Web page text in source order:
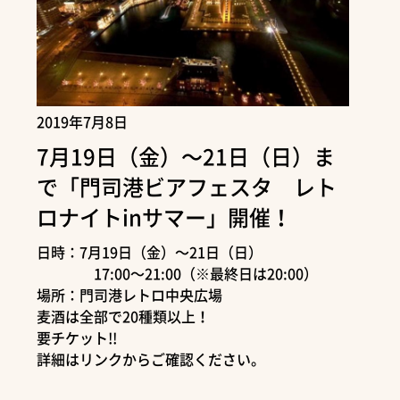
2019年7月8日
7月19日（金）～21日（日）ま
で「門司港ビアフェスタ レト
ロナイトinサマー」開催！
日時：7月19日（金）～21日（日）
17:00～21:00（※最終日は20:00）
場所：門司港レトロ中央広場
麦酒は全部で20種類以上！
要チケット!!
詳細はリンクからご確認ください。